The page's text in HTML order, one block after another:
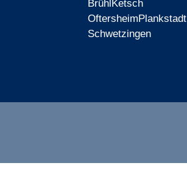
BrühlKetsch
OftersheimPlankstadt
Schwetzingen